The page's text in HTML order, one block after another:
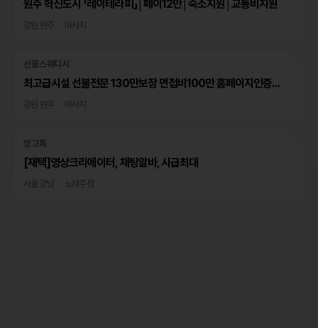
원주 혁신도시 「레이테라피」│페이12만│숙소지원│교통비지원
강원 원주 마사지
선물스웨디시
최고급시설 선불전문 130만보장 면접비100만 홈페이지인증완료
강원 원주 마사지
망고톡
[재택]영상크리에이터, 채팅알바, 시급최대
서울 강남 노래주점